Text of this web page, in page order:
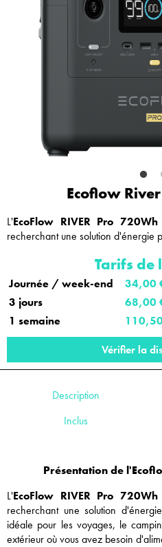
Ecoflow
L'EcoFlow RIVER Pro 720Wh
recherchant une solution d'énergie
Tarifs de
Journée / week-end 34,00
3 jours 68,00
1 semaine
Vérifier la
Description
Inclus
Présentation de
L'EcoFlow RIVER Pro 720Wh
recherchant une solution
idéale pour les voyages, le
extérieur où vous avez besoin